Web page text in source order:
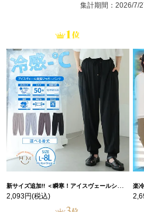
集計期間：2026/7/
新サイズ追加!! ＜瞬寒！アイスヴェールシリーズ＞ 美脚 ジョガーパンツ 【ウェストゴム】 【ストレッチ】 | 大きいサイズの通販ならハッピーマリリン
2,093円(税込)
楽冷 ひんや